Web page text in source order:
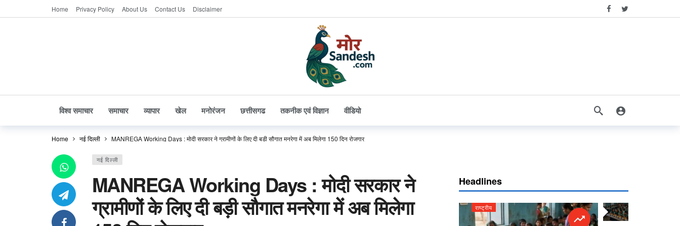
Home Privacy Policy About Us Contact Us Disclaimer
विश्व समाचार समाचार व्यापार खेल मनोरंजन छत्तीसगढ तकनीक एवं विज्ञान वीडियो
Home नई दिल्ली MANREGA Working Days : मोदी सरकार ने ग्रामीणों के लिए दी बड़ी सौगात मनरेगा में अब मिलेगा 150 दिन रोजगार
नई दिल्ली
MANREGA Working Days : मोदी सरकार ने
ग्रामीणों के लिए दी बड़ी सौगात मनरेगा में अब मिलेगा
Headlines
राष्ट्रीय राष्ट्रीय